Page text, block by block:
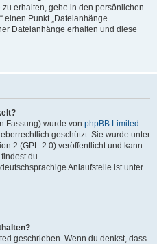
erhalten, gehe in den persönlichen
einen Punkt „Dateianhänge
Dateianhänge erhalten und diese
Fassung) wurde von phpBB Limited
geschützt. Sie wurde unter
2 (GPL-2.0) veröffentlicht und kann
du
Anlaufstelle ist unter
geschrieben. Wenn du denkst, dass